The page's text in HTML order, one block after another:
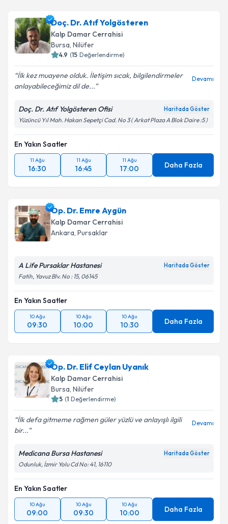
Doç. Dr. Atıf Yolgösteren
Kalp Damar Cerrahisi
Bursa, Nilüfer
4.9 (15 Değerlendirme)
İlk kez muayene olduk. İletişim sıcak, bilgilendirmeler
anlayabileceğimiz dil de...
Devamı
Doç. Dr. Atıf Yolgösteren Ofisi Haritada Göster
Yüzüncü Yıl Mah. Hakan Sepetçi Cad. No 3 ( Arkat Plaza A Blok Daire :5 )
En Yakın Saatler
11 Ağu
16:30
11 Ağu
16:45
11 Ağu
17:00 Daha Fazla
Op. Dr. Emre Aygün
Kalp Damar Cerrahisi
Ankara, Pursaklar
A Life Pursaklar Hastanesi Haritada Göster
Fatih, Yavuz Blv. No : 15, 06145
En Yakın Saatler
10 Ağu
09:30
10 Ağu
10:00
10 Ağu
10:30 Daha Fazla
Op. Dr. Elif Ceylan Uyanık
Kalp Damar Cerrahisi
Bursa, Nilüfer
5 (1 Değerlendirme)
İlk defa gitmeme rağmen güler yüzlü ve anlayışlı ilgili
bir...
Devamı
Medicana Bursa Hastanesi Haritada Göster
Odunluk, İzmir Yolu Cd No: 41, 16110
En Yakın Saatler
10 Ağu
09:00
10 Ağu
09:30
10 Ağu
10:00 Daha Fazla